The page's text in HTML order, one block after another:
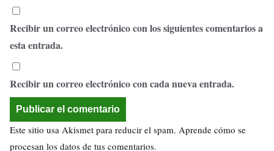
Recibir un correo electrónico con los siguientes comentarios a
esta entrada.
Recibir un correo electrónico con cada nueva entrada.
Este sitio usa Akismet para reducir el spam. Aprende cómo se
procesan los datos de tus comentarios.